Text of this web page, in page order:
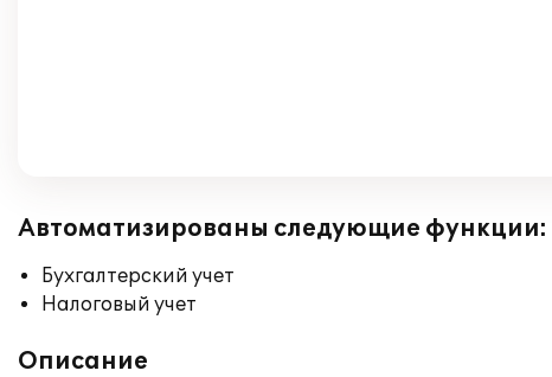
Автоматизированы следующие функции:
Бухгалтерский учет
Налоговый учет
Описание